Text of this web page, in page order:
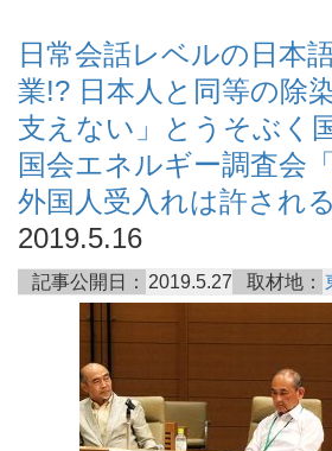
日常会話レベルの日本
業!? 日本人と同等の除
支えない」とうそぶく
国会エネルギー調査会
外国人受入れは許される
2019.5.16
記事公開日： 2019.5.27 取材地：